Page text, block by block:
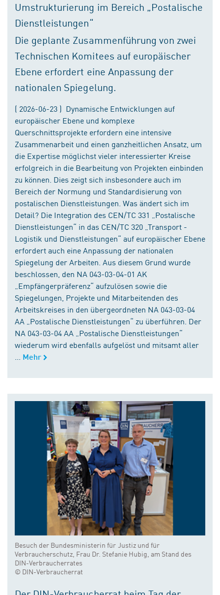
Umstrukturierung im Bereich „Postalische
Dienstleistungen“
Die geplante Zusammenführung von zwei
Technischen Komitees auf europäischer
Ebene erfordert eine Anpassung der
nationalen Spiegelung.
( 2026-06-23 ) Dynamische Entwicklungen auf
europäischer Ebene und komplexe
Querschnittsprojekte erfordern eine intensive
Zusammenarbeit und einen ganzheitlichen Ansatz, um
die Expertise möglichst vieler interessierter Kreise
erfolgreich in die Bearbeitung von Projekten einbinden
zu können. Dies zeigt sich insbesondere auch im
Bereich der Normung und Standardisierung von
postalischen Dienstleistungen. Was ändert sich im
Detail? Die Integration des CEN/TC 331 „Postalische
Dienstleistungen“ in das CEN/TC 320 „Transport -
Logistik und Dienstleistungen“ auf europäischer Ebene
erfordert auch eine Anpassung der nationalen
Spiegelung der Arbeiten. Aus diesem Grund wurde
beschlossen, den NA 043-03-04-01 AK
„Empfängerpräferenz“ aufzulösen sowie die
Spiegelungen, Projekte und Mitarbeitenden des
Arbeitskreises in den übergeordneten NA 043-03-04
AA „Postalische Dienstleistungen“ zu überführen. Der
NA 043-03-04 AA „Postalische Dienstleistungen“
wiederum wird ebenfalls aufgelöst und mitsamt aller
Mehr
Besuch der Bundesministerin für Justiz und für
Verbraucherschutz, Frau Dr. Stefanie Hubig, am Stand des
DIN-Verbraucherrates
© DIN-Verbraucherrat